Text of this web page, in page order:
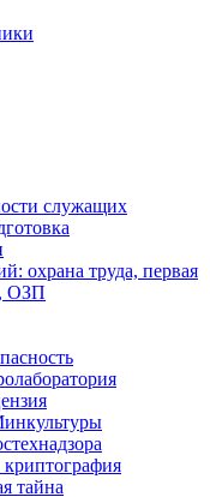
служащих
охрана труда, первая
ОЗП
тайна